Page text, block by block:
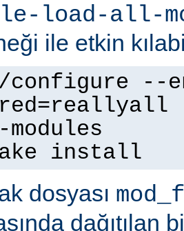
load-all-
ile etkin
--
install
dosyası
dağıtılan